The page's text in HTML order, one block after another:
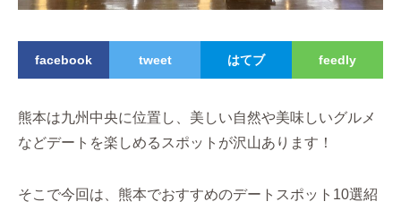
facebook tweet はてブ feedly
熊本は九州中央に位置し、美しい自然や美味しいグルメ
などデートを楽しめるスポットが沢山あります！
そこで今回は、熊本でおすすめのデートスポット10選紹